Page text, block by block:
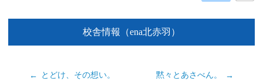
校舎情報（ena北赤羽）
とどけ、その想い。 黙々とあさべん。